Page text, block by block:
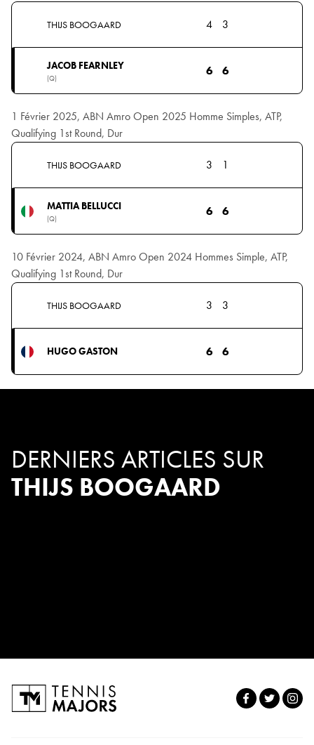
THIJS BOOGAARD 4 3
JACOB FEARNLEY
(Q)
6 6
1 Février 2025, ABN Amro Open 2025 Homme Simples, ATP,
Qualifying 1st Round, Dur
THIJS BOOGAARD 3 1
MATTIA BELLUCCI
(Q)
6 6
10 Février 2024, ABN Amro Open 2024 Hommes Simple, ATP,
Qualifying 1st Round, Dur
THIJS BOOGAARD 3 3
HUGO GASTON 6 6
DERNIERS ARTICLES SUR
THIJS BOOGAARD